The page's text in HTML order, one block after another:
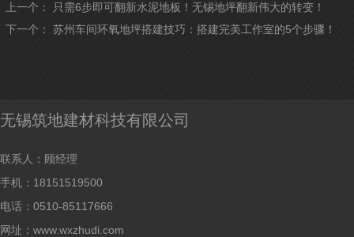
上一个：
只需6步即可翻新水泥地板！无锡地坪翻新伟大的转变！
下一个： 苏州车间环氧地坪搭建技巧：搭建完美工作室的5个步骤！
无锡筑地建材科技有限公司
联系人：顾经理
手机：18151519500
电话：0510-85117666
网址：www.wxzhudi.com